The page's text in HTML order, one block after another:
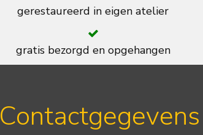
gerestaureerd in eigen atelier
gratis bezorgd en opgehangen
Contactgegevens